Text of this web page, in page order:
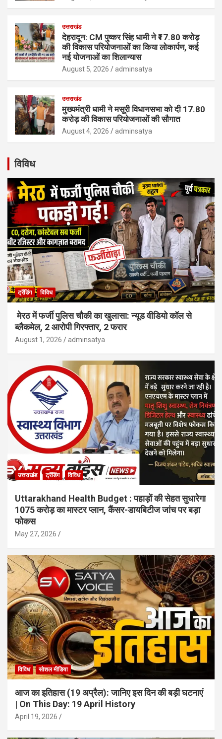
उत्तराखंड
देहरादून: CM पुष्कर सिंह धामी ने ₹17.80 करोड़
की विकास परियोजनाओं का किया लोकार्पण, कई
नई योजनाओं का शिलान्यास
August 5, 2026 adminsatya
उत्तराखंड
मुख्यमंत्री धामी ने मसूरी विधानसभा को दी 17.80
करोड़ की विकास परियोजनाओं की सौगात
August 4, 2026 adminsatya
विविध
ट्रेंडिंग विविध
मेरठ में फर्जी पुलिस चौकी का खुलासा: न्यूड वीडियो कॉल से
ब्लैकमेल, 2 आरोपी गिरफ्तार, 2 फरार
August 1, 2026 adminsatya
उत्तराखंड ट्रेंडिंग विविध
Uttarakhand Health Budget : पहाड़ों की सेहत सुधारेगा
1075 करोड़ का मास्टर प्लान, कैंसर-डायबिटीज जांच पर बड़ा
फोकस
May 27, 2026
विविध सोशल मीडिया
आज का इतिहास (19 अप्रैल): जानिए इस दिन की बड़ी घटनाएं
| On This Day: 19 April History
April 19, 2026